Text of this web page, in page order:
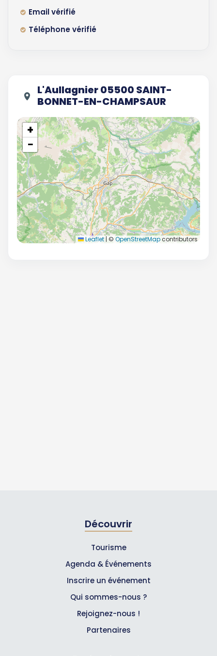
Email vérifié
Téléphone vérifié
L'Aullagnier 05500 SAINT-
BONNET-EN-CHAMPSAUR
+
−
Leaflet | © OpenStreetMapcontributors
Découvrir
Tourisme
Agenda & Événements
Inscrire un événement
Qui sommes-nous ?
Rejoignez-nous !
Partenaires